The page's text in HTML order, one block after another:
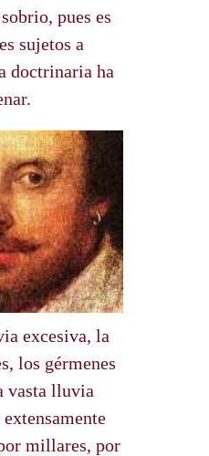
pues es
sujetos a
doctrinaria ha
excesiva, la
los gérmenes
vasta lluvia
millares, por